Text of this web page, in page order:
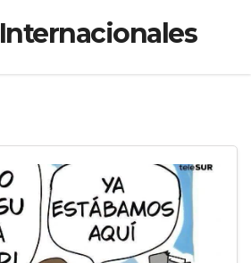
Internacionales